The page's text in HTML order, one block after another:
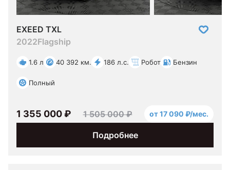
EXEED TXL
2022Flagship
1.6 л 40 392 км. 186 л.с. Робот Бензин
Полный
Подробнее
1 355 000 ₽ 1 505 000 ₽ от 17 090 ₽/мес.